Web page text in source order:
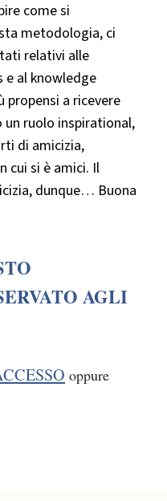
come si
metodologia, ci
relativi alle
e al knowledge
propensi a ricevere
un ruolo inspirational,
di amicizia,
cui si è amici. Il
dunque… Buona
AGLI
oppure